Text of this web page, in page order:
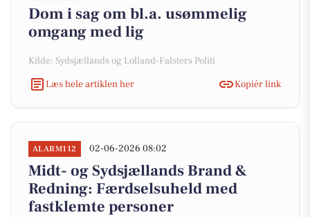
Dom i sag om bl.a. usømmelig
omgang med lig
Kilde: Sydsjællands og Lolland-Falsters Politi
Læs hele artiklen her
Kopiér link
ALARM112 02-06-2026 08:02
Midt- og Sydsjællands Brand &
Redning: Færdselsuheld med
fastklemte personer